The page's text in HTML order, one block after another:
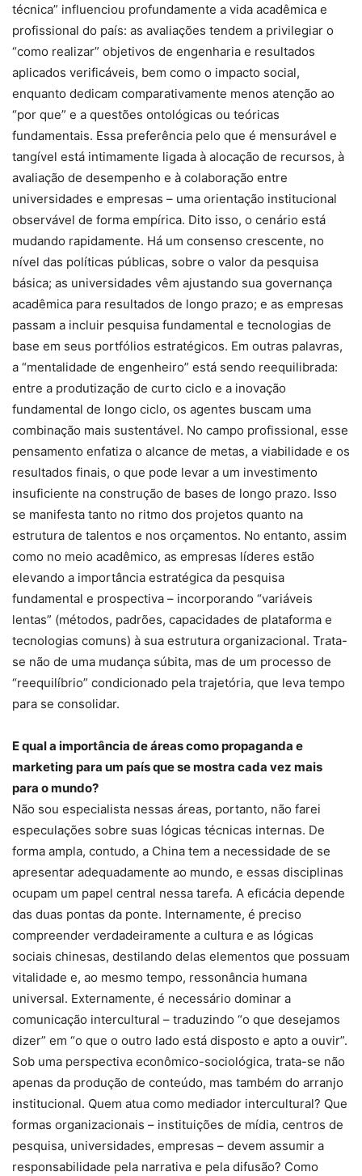
técnica” influenciou profundamente a vida acadêmica e
profissional do país: as avaliações tendem a privilegiar o
“como realizar” objetivos de engenharia e resultados
aplicados verificáveis, bem como o impacto social,
enquanto dedicam comparativamente menos atenção ao
“por que” e a questões ontológicas ou teóricas
fundamentais. Essa preferência pelo que é mensurável e
tangível está intimamente ligada à alocação de recursos, à
avaliação de desempenho e à colaboração entre
universidades e empresas – uma orientação institucional
observável de forma empírica. Dito isso, o cenário está
mudando rapidamente. Há um consenso crescente, no
nível das políticas públicas, sobre o valor da pesquisa
básica; as universidades vêm ajustando sua governança
acadêmica para resultados de longo prazo; e as empresas
passam a incluir pesquisa fundamental e tecnologias de
base em seus portfólios estratégicos. Em outras palavras,
a “mentalidade de engenheiro” está sendo reequilibrada:
entre a produtização de curto ciclo e a inovação
fundamental de longo ciclo, os agentes buscam uma
combinação mais sustentável. No campo profissional, esse
pensamento enfatiza o alcance de metas, a viabilidade e os
resultados finais, o que pode levar a um investimento
insuficiente na construção de bases de longo prazo. Isso
se manifesta tanto no ritmo dos projetos quanto na
estrutura de talentos e nos orçamentos. No entanto, assim
como no meio acadêmico, as empresas líderes estão
elevando a importância estratégica da pesquisa
fundamental e prospectiva – incorporando “variáveis
lentas” (métodos, padrões, capacidades de plataforma e
tecnologias comuns) à sua estrutura organizacional. Trata-
se não de uma mudança súbita, mas de um processo de
“reequilíbrio” condicionado pela trajetória, que leva tempo
para se consolidar.
E qual a importância de áreas como propaganda e
marketing para um país que se mostra cada vez mais
para o mundo?
Não sou especialista nessas áreas, portanto, não farei
especulações sobre suas lógicas técnicas internas. De
forma ampla, contudo, a China tem a necessidade de se
apresentar adequadamente ao mundo, e essas disciplinas
ocupam um papel central nessa tarefa. A eficácia depende
das duas pontas da ponte. Internamente, é preciso
compreender verdadeiramente a cultura e as lógicas
sociais chinesas, destilando delas elementos que possuam
vitalidade e, ao mesmo tempo, ressonância humana
universal. Externamente, é necessário dominar a
comunicação intercultural – traduzindo “o que desejamos
dizer” em “o que o outro lado está disposto e apto a ouvir”.
Sob uma perspectiva econômico-sociológica, trata-se não
apenas da produção de conteúdo, mas também do arranjo
institucional. Quem atua como mediador intercultural? Que
formas organizacionais – instituições de mídia, centros de
pesquisa, universidades, empresas – devem assumir a
responsabilidade pela narrativa e pela difusão? Como